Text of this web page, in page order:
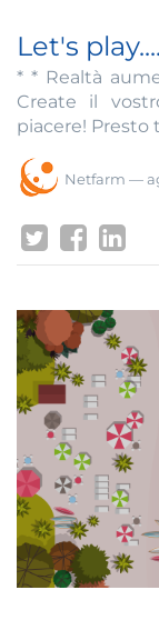
Let's
* * Realtà
Create il
piacere! Presto
Netfarm —